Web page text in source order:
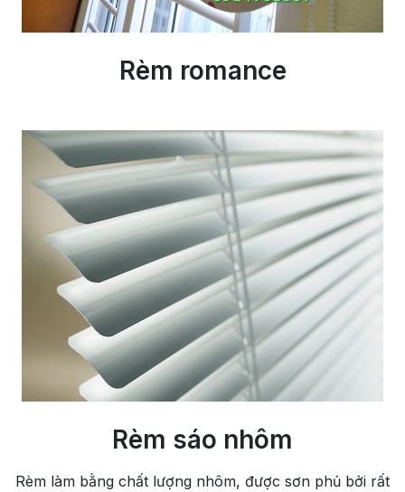
Rèm romance
Rèm sáo nhôm
Rèm làm bằng chất lượng nhôm, được sơn phủ bởi rất